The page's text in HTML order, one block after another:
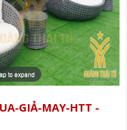
to expand
GIẢ-MAY-HTT -